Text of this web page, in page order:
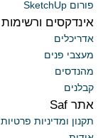
פורום SketchUp
אינדקסים ורשימות
אדריכלים
מעצבי פנים
מהנדסים
קבלנים
אתר Saf
תקנון ומדיניות פרטיות